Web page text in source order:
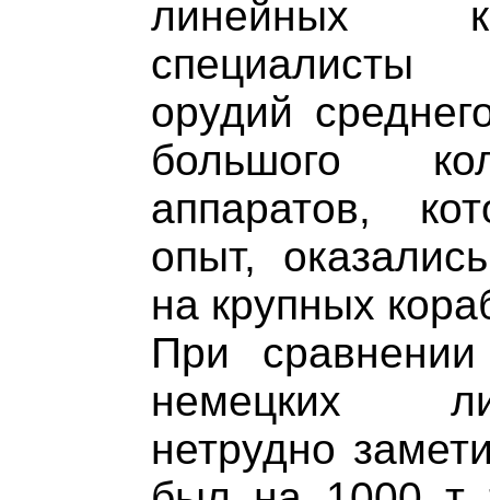
линейных
специалисты
орудий
большого
аппаратов,
опыт,
на крупных
При
немецких
нетрудно